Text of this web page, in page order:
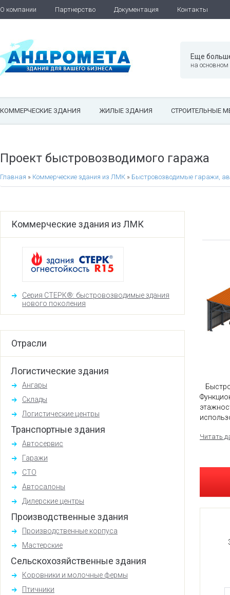
О компании Партнерство Документация Контакты
Еще
на
КОММЕРЧЕСКИЕ ЗДАНИЯ ЖИЛЫЕ ЗДАНИЯ СТРОИТЕЛЬНЫЕ
Проект быстровозводимого гаража
Главная » Коммерческие здания из ЛМК » Быстровозводимые гаражи,
Коммерческие здания из ЛМК
Серия СТЕРК®: быстровозводимые здания
нового поколения
Отрасли
Логистические здания
Ангары
Склады
Логистические центры
Транспортные здания
Автосервис
Гаражи
СТО
Автосалоны
Дилерские центры
Производственные здания
Производственные корпуса
Мастерские
Сельскохозяйственные здания
Коровники и молочные фермы
Птичники
Читать